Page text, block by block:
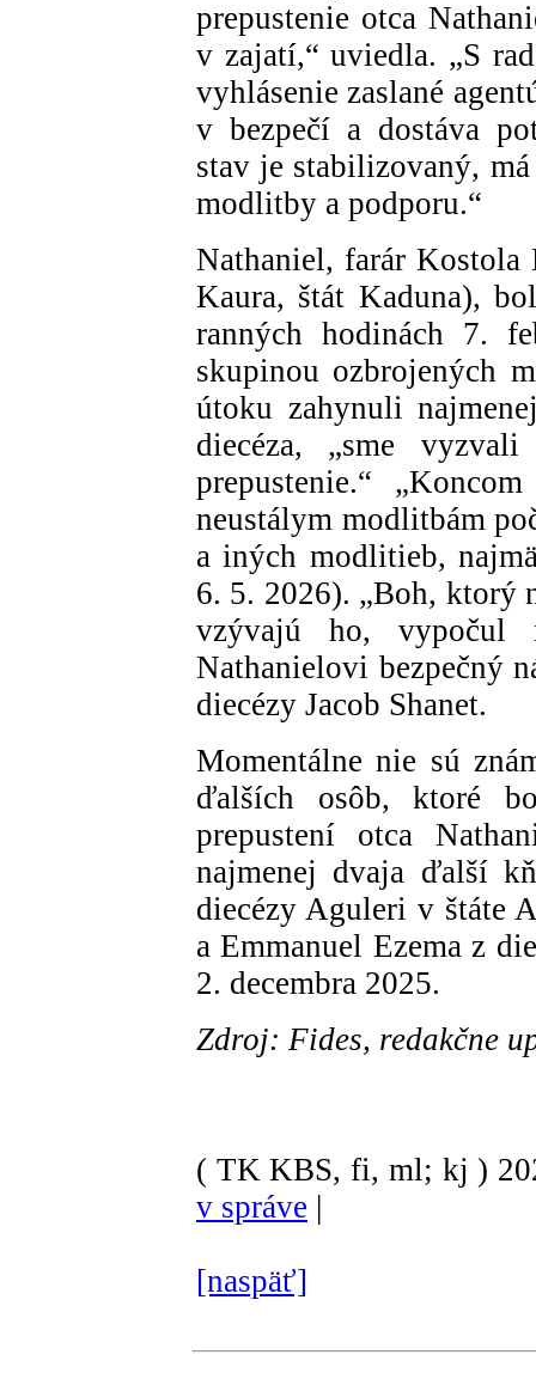
prepustenie otca
v zajatí,“ uviedla. „S
vyhlásenie zaslané
v bezpečí a dostáva
stav je stabilizovaný,
modlitby a podporu.“
Nathaniel, farár
Kaura, štát Kaduna),
ranných hodinách 7.
skupinou ozbrojených
útoku zahynuli
diecéza, „sme
prepustenie.“
neustálym modlitbám
a iných modlitieb,
6. 5. 2026). „Boh, ktorý
vzývajú ho, vypočul
Nathanielovi bezpečný
diecézy Jacob Shanet.
Momentálne nie sú
ďalších osôb, ktoré
prepustení otca
najmenej dvaja ďalší
diecézy Aguleri v štáte
a Emmanuel Ezema z
2. decembra 2025.
Zdroj: Fides, redakčne
( TK KBS, fi, ml; kj )
v správe |
[naspäť]